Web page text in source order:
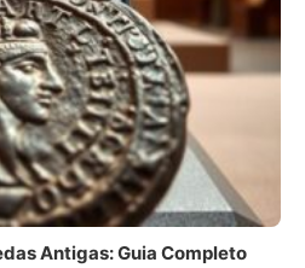
Antigas: Guia Completo